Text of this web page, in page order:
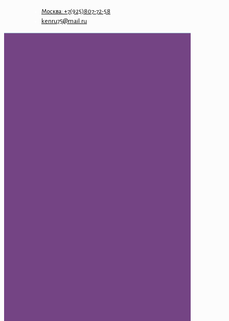
Москва: +7(925)807-72-58
kenru75@mail.ru